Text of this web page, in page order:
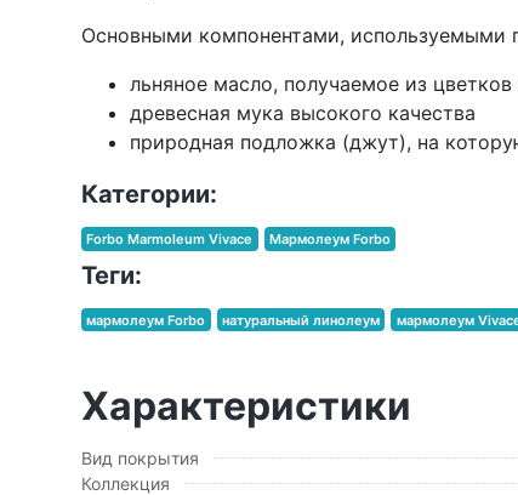
Основными компонентами, используемыми
льняное масло, получаемое из цветков
древесная мука высокого качества
природная подложка (джут), на
Категории:
Forbo Marmoleum Vivace Мармолеум Forbo
Теги:
мармолеум Forbo натуральный линолеум мармолеум
Характеристики
Вид покрытия
Коллекция